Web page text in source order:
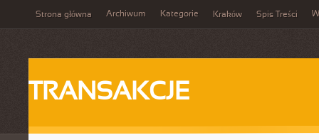
Strona główna Archiwum Kategorie Kraków Spis Treści
TRANSAKCJE